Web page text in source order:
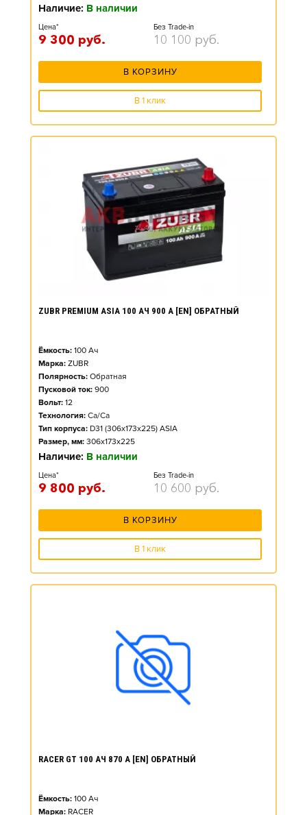
Наличие: В наличии
Цена*
9 300 руб.
Без Trade-in
10 100 руб.
В КОРЗИНУ
В 1 клик
ZUBR PREMIUM ASIA 100 АЧ 900 А [EN] ОБРАТНЫЙ
Ёмкость: 100 Ач
Марка: ZUBR
Полярность: Обратная
Пусковой ток: 900
Вольт: 12
Технология: Ca/Ca
Тип корпуса: D31 (306x173x225) ASIA
Размер, мм: 306x173x225
Наличие: В наличии
Цена*
9 800 руб.
Без Trade-in
10 600 руб.
В КОРЗИНУ
В 1 клик
RACER GT 100 АЧ 870 А [EN] ОБРАТНЫЙ
Ёмкость: 100 Ач
Марка: RACER